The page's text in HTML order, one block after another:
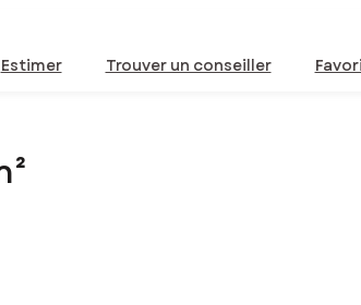
Estimer Trouver un conseiller